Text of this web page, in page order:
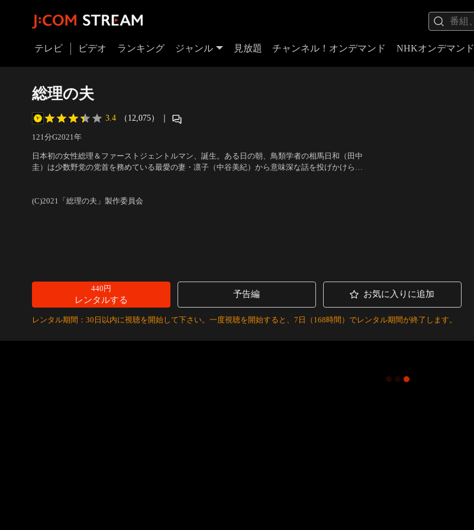
テレビ ビデオ ランキング ジャンル 見放題 チャンネル！オンデマンド NHKオンデマンド
総理の夫
3.4 （12,075） ｜
121分G2021年
日本初の女性総理＆ファーストジェントルマン、誕生。ある日の朝、鳥類学者の相馬日和（田中
圭）は少数野党の党首を務めている最愛の妻・凛子（中谷美紀）から意味深な話を投げかけられ
(C)2021「総理の夫」製作委員会
440円
レンタルする
予告編 お気に入りに追加
レンタル期間：30日以内に視聴を開始して下さい。一度視聴を開始すると、7日（168時間）でレンタル期間が終了します。